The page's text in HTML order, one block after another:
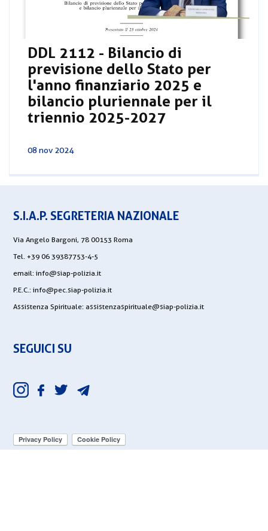
DDL 2112 - Bilancio di
previsione dello Stato per
l'anno finanziario 2025 e
bilancio pluriennale per il
triennio 2025-2027
08 nov 2024
S.I.A.P. SEGRETERIA NAZIONALE
Via Angelo Bargoni, 78 00153 Roma
Tel. +39 06 39387753-4-5
email: info@siap-polizia.it
P.E.C.: info@pec.siap-polizia.it
Assistenza Spirituale: assistenzaspirituale@siap-polizia.it
SEGUICI SU